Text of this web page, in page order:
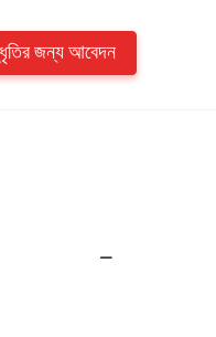
জন্য আবেদন